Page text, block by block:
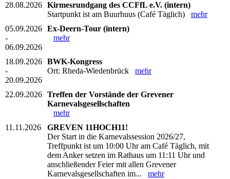
28.08.2026 Kirmesrundgang des CCFfL e.V. (intern)
Startpunkt ist am Buurhuus (Café Täglich) mehr
05.09.2026
-
06.09.2026
Ex-Deern-Tour (intern)
mehr
18.09.2026
-
20.09.2026
BWK-Kongress
Ort: Rheda-Wiedenbrück mehr
22.09.2026 Treffen der Vorstände der Grevener
Karnevalsgesellschaften
mehr
11.11.2026
GREVEN 11HOCH11!
Der Start in die Karnevalssession 2026/27,
Treffpunkt ist um 10:00 Uhr am Café Täglich, mit
dem Anker setzen im Rathaus um 11:11 Uhr und
anschließender Feier mit allen Grevener
Karnevalsgesellschaften im... mehr